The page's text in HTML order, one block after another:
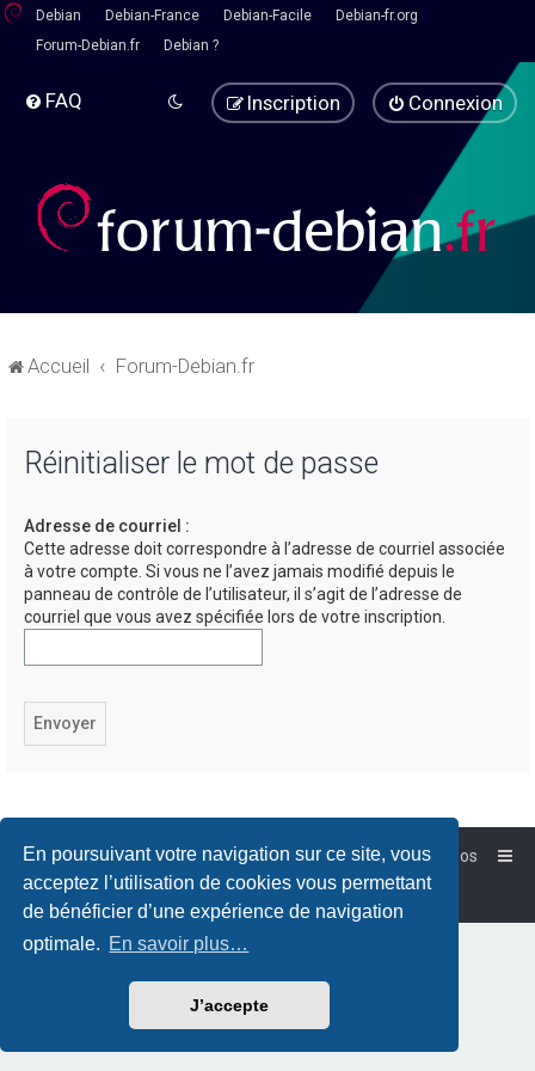
En poursuivant votre navigation sur ce site, vous
acceptez l’utilisation de cookies vous permettant
de bénéficier d’une expérience de navigation
optimale. En savoir plus…
J’accepte
Debian Debian-France Debian-Facile
Debian-fr.org
Forum-Debian.fr
Debian ?
FAQ Connexion
Inscription
Accueil Forum-Debian.fr
Réinitialiser le mot de passe
Adresse de courriel :
Cette adresse doit correspondre à l’adresse de courriel associée
à votre compte. Si vous ne l’avez jamais modifié depuis le
panneau de contrôle de l’utilisateur, il s’agit de l’adresse de
courriel que vous avez spécifiée lors de votre inscription.
Accueil Forum-Debian.fr
À propos
Powered byphpBB™
Traduction française officielle© Qiaeru